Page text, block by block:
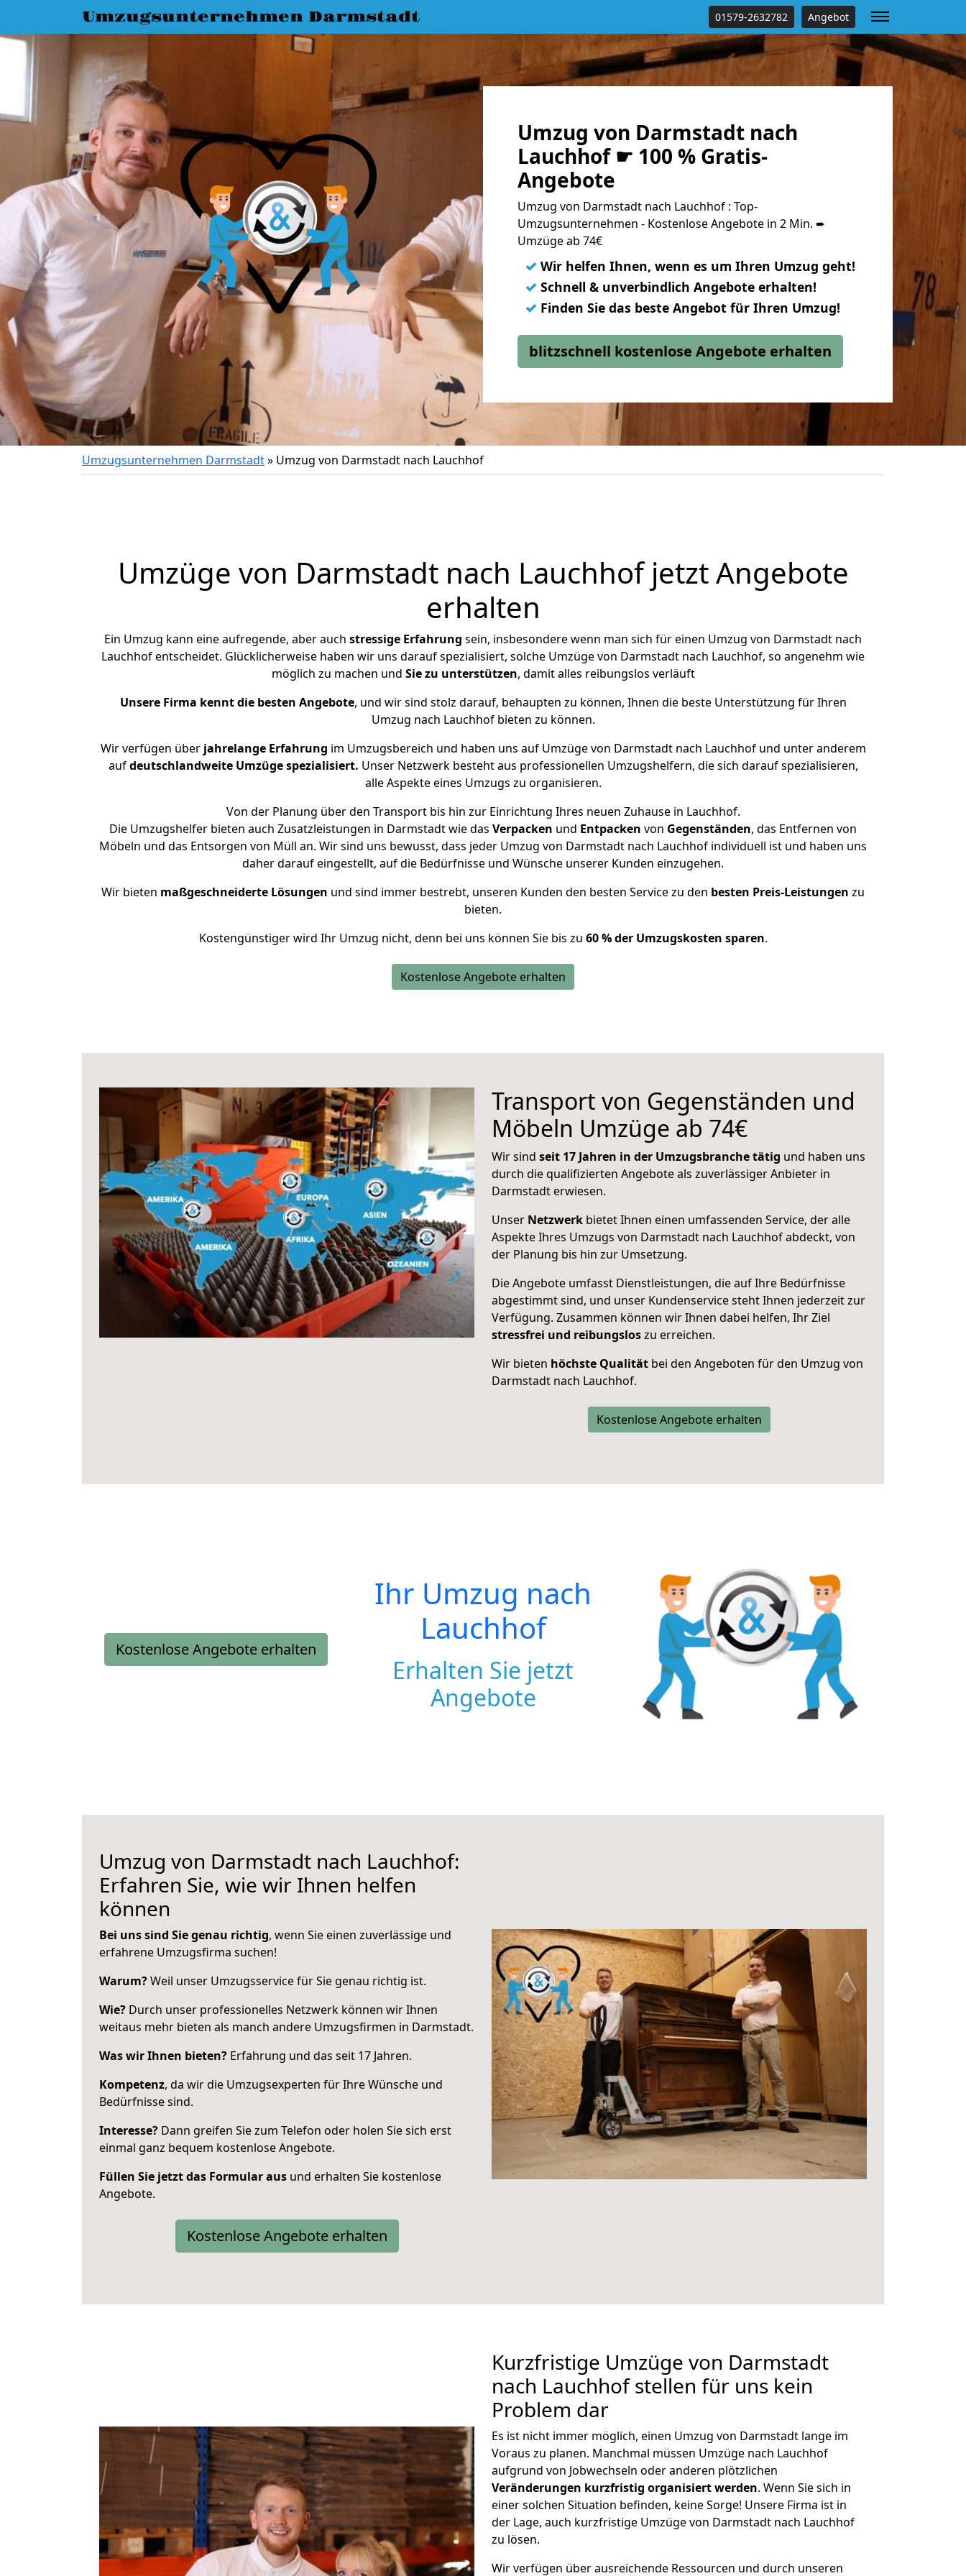
Umzugsunternehmen Darmstadt 01579-2632782 Angebot
Umzug von Darmstadt nach
Lauchhof ☛ 100 % Gratis-
Angebote
Umzug von Darmstadt nach Lauchhof : Top-
Umzugsunternehmen - Kostenlose Angebote in 2 Min. ➨
Umzüge ab 74€
✓ Wir helfen Ihnen, wenn es um Ihren Umzug geht!
✓ Schnell & unverbindlich Angebote erhalten!
✓ Finden Sie das beste Angebot für Ihren Umzug!
blitzschnell kostenlose Angebote erhalten
Umzugsunternehmen Darmstadt» Umzug von Darmstadt nach Lauchhof
Umzüge von Darmstadt nach Lauchhof jetzt Angebote
erhalten
Ein Umzug kann eine aufregende, aber auch stressige Erfahrung sein, insbesondere wenn man sich für einen Umzug von Darmstadt nach
Lauchhof entscheidet. Glücklicherweise haben wir uns darauf spezialisiert, solche Umzüge von Darmstadt nach Lauchhof, so angenehm wie
möglich zu machen und Sie zu unterstützen, damit alles reibungslos verläuft
Unsere Firma kennt die besten Angebote, und wir sind stolz darauf, behaupten zu können, Ihnen die beste Unterstützung für Ihren
Umzug nach Lauchhof bieten zu können.
Wir verfügen überjahrelange Erfahrung im Umzugsbereich und haben uns auf Umzüge von Darmstadt nach Lauchhof und unter anderem
aufdeutschlandweite Umzüge spezialisiert. Unser Netzwerk besteht aus professionellen Umzugshelfern, die sich darauf spezialisieren,
alle Aspekte eines Umzugs zu organisieren.
Von der Planung über den Transport bis hin zur Einrichtung Ihres neuen Zuhause in Lauchhof.
Die Umzugshelfer bieten auch Zusatzleistungen in Darmstadt wie das Verpacken und Entpacken von Gegenständen, das Entfernen von
Möbeln und das Entsorgen von Müll an. Wir sind uns bewusst, dass jeder Umzug von Darmstadt nach Lauchhof individuell ist und haben uns
daher darauf eingestellt, auf die Bedürfnisse und Wünsche unserer Kunden einzugehen.
Wir bieten maßgeschneiderte Lösungen und sind immer bestrebt, unseren Kunden den besten Service zu den besten Preis-Leistungen zu
bieten.
Kostengünstiger wird Ihr Umzug nicht, denn bei uns können Sie bis zu 60 % der Umzugskosten sparen.
Kostenlose Angebote erhalten
Transport von Gegenständen und
Möbeln Umzüge ab 74€
Wir sind seit 17 Jahren in der Umzugsbranche tätig und haben uns
durch die qualifizierten Angebote als zuverlässiger Anbieter in
Darmstadt erwiesen.
Unser Netzwerk bietet Ihnen einen umfassenden Service, der alle
Aspekte Ihres Umzugs von Darmstadt nach Lauchhof abdeckt, von
der Planung bis hin zur Umsetzung.
Die Angebote umfasst Dienstleistungen, die auf Ihre Bedürfnisse
abgestimmt sind, und unser Kundenservice steht Ihnen jederzeit zur
Verfügung. Zusammen können wir Ihnen dabei helfen, Ihr Ziel
stressfrei und reibungsloszu erreichen.
Wir bieten höchste Qualität bei den Angeboten für den Umzug von
Darmstadt nach Lauchhof.
Kostenlose Angebote erhalten
Kostenlose Angebote erhalten
Ihr Umzug nach
Lauchhof
Erhalten Sie jetzt
Angebote
Umzug von Darmstadt nach Lauchhof:
Erfahren Sie, wie wir Ihnen helfen
können
Bei uns sind Sie genau richtig, wenn Sie einen zuverlässige und
erfahrene Umzugsfirma suchen!
Warum?Weil unser Umzugsservice für Sie genau richtig ist.
Wie? Durch unser professionelles Netzwerk können wir Ihnen
weitaus mehr bieten als manch andere Umzugsfirmen in Darmstadt.
Was wir Ihnen bieten? Erfahrung und das seit 17 Jahren.
Kompetenz, da wir die Umzugsexperten für Ihre Wünsche und
Bedürfnisse sind.
Interesse? Dann greifen Sie zum Telefon oder holen Sie sich erst
einmal ganz bequem kostenlose Angebote.
Füllen Sie jetzt das Formular aus und erhalten Sie kostenlose
Angebote.
Kostenlose Angebote erhalten
Kurzfristige Umzüge von Darmstadt
nach Lauchhof stellen für uns kein
Problem dar
Es ist nicht immer möglich, einen Umzug von Darmstadt lange im
Voraus zu planen. Manchmal müssen Umzüge nach Lauchhof
aufgrund von Jobwechseln oder anderen plötzlichen
Veränderungen kurzfristig organisiert werden. Wenn Sie sich in
einer solchen Situation befinden, keine Sorge! Unsere Firma ist in
der Lage, auch kurzfristige Umzüge von Darmstadt nach Lauchhof
zu lösen.
Wir verfügen über ausreichende Ressourcen und durch unseren